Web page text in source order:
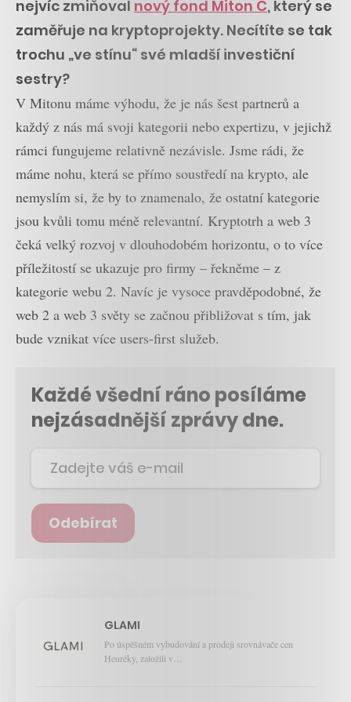
nejvíc zmiňoval nový fond Miton C, který se
zaměřuje na kryptoprojekty. Necítíte se tak
trochu „ve stínu“ své mladší investiční
sestry?
V Mitonu máme výhodu, že je nás šest partnerů a
každý z nás má svoji kategorii nebo expertizu, v jejichž
rámci fungujeme relativně nezávisle. Jsme rádi, že
máme nohu, která se přímo soustředí na krypto, ale
nemyslím si, že by to znamenalo, že ostatní kategorie
jsou kvůli tomu méně relevantní. Kryptotrh a web 3
čeká velký rozvoj v dlouhodobém horizontu, o to více
příležitostí se ukazuje pro firmy – řekněme – z
kategorie webu 2. Navíc je vysoce pravděpodobné, že
web 2 a web 3 světy se začnou přibližovat s tím, jak
bude vznikat více users-first služeb.
Každé všední ráno posíláme
nejzásadnější zprávy dne.
Odebírat
GLAMI
Po úspěšném vybudování a prodeji srovnávače cen
Heuréky, založili v…